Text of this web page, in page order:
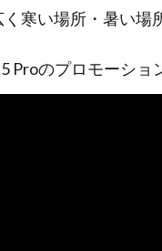
寒い場所・暑い場
Proのプロモーショ